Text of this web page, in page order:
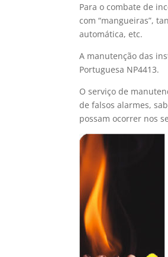
Para o combate de
com “mangueiras”,
automática, etc.
A manutenção das
Portuguesa NP4413.
O serviço de
de falsos alarmes,
possam ocorrer nos